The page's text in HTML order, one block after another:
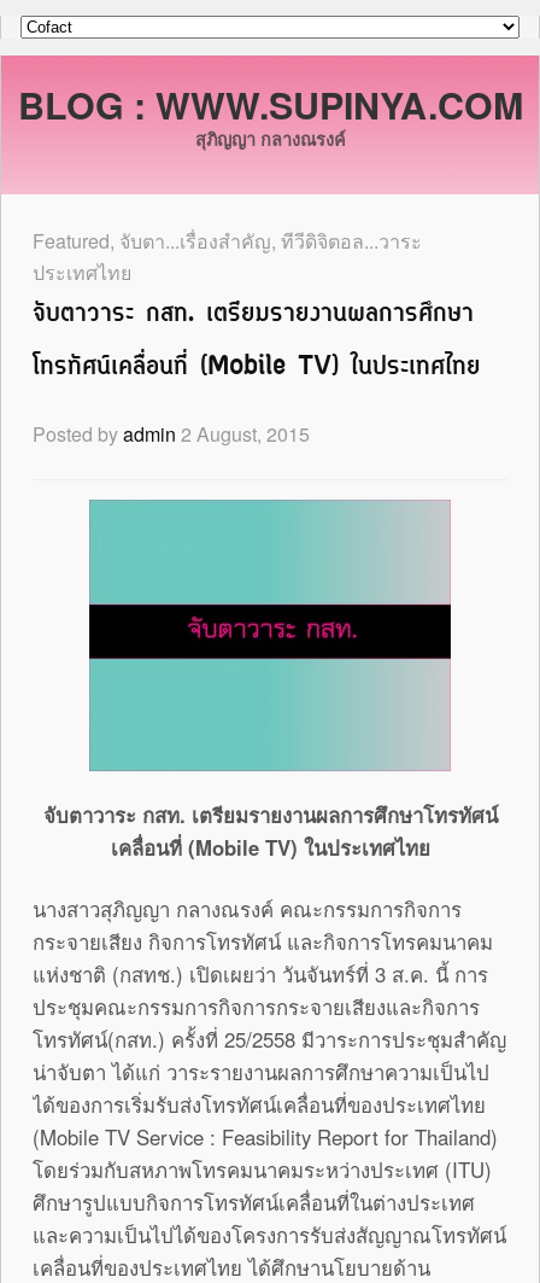
BLOG : WWW.SUPINYA.COM
สุภิญญา กลางณรงค์
Featured, จับตา...เรื่องสำคัญ, ทีวีดิจิตอล...วาระ
ประเทศไทย
จับตาวาระ กสท. เตรียมรายงานผลการศึกษา
โทรทัศน์เคลื่อนที่ (Mobile TV) ในประเทศไทย
Posted byadmin 2 August, 2015
จับตาวาระ กสท. เตรียมรายงานผลการศึกษาโทรทัศน์
เคลื่อนที่ (Mobile TV) ในประเทศไทย
นางสาวสุภิญญา กลางณรงค์ คณะกรรมการกิจการ
กระจายเสียง กิจการโทรทัศน์ และกิจการโทรคมนาคม
แห่งชาติ (กสทช.) เปิดเผยว่า วันจันทร์ที่ 3 ส.ค. นี้ การ
ประชุมคณะกรรมการกิจการกระจายเสียงและกิจการ
โทรทัศน์(กสท.) ครั้งที่ 25/2558 มีวาระการประชุมสำคัญ
น่าจับตา ได้แก่ วาระรายงานผลการศึกษาความเป็นไป
ได้ของการเริ่มรับส่งโทรทัศน์เคลื่อนที่ของประเทศไทย
(Mobile TV Service : Feasibility Report for Thailand)
โดยร่วมกับสหภาพโทรคมนาคมระหว่างประเทศ (ITU)
ศึกษารูปแบบกิจการโทรทัศน์เคลื่อนที่ในต่างประเทศ
และความเป็นไปได้ของโครงการรับส่งสัญญาณโทรทัศน์
เคลื่อนที่ของประเทศไทย ได้ศึกษานโยบายด้าน